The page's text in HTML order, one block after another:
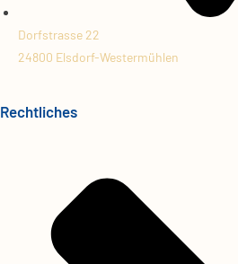
Dorfstrasse 22
24800 Elsdorf-Westermühlen
Rechtliches